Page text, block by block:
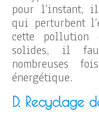
pour l’instant,
qui perturbent
cette pollution
solides, il
nombreuses
énergétique.
D. Recyclage